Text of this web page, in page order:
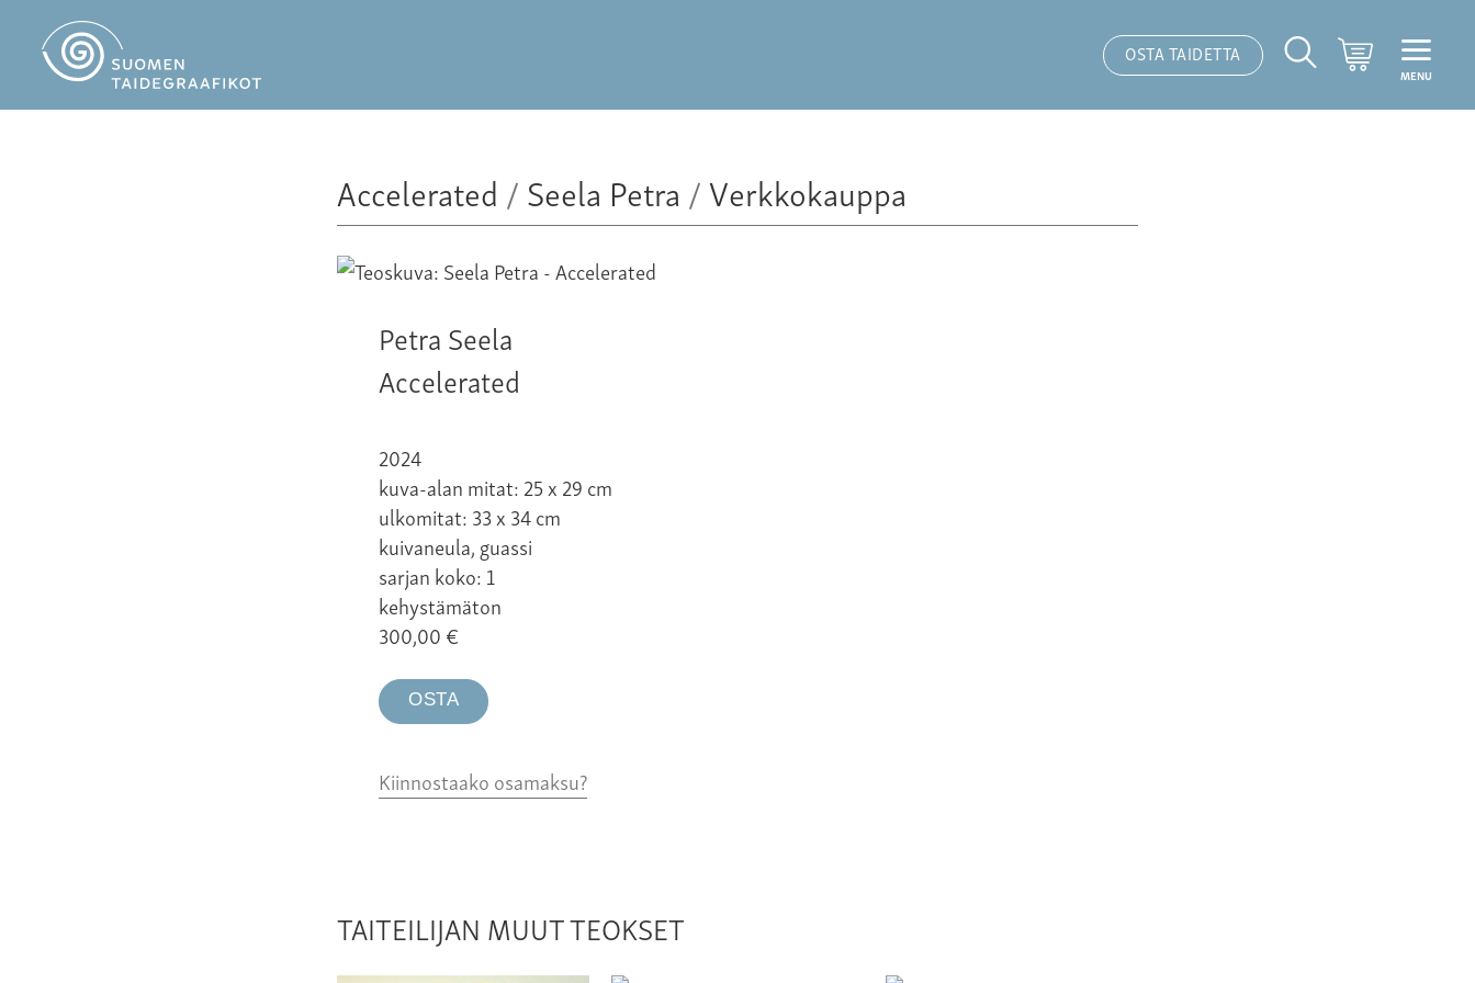
OSTA TAIDETTA
Hakutoiminto
Ostoskori
MENU
Accelerated /Seela Petra /Verkkokauppa
Petra Seela
Accelerated
2024
kuva-alan mitat: 25 x 29 cm
ulkomitat: 33 x 34 cm
kuivaneula, guassi
sarjan koko: 1
kehystämäton
300,00€
OSTA
Kiinnostaako osamaksu?
TAITEILIJAN MUUT TEOKSET